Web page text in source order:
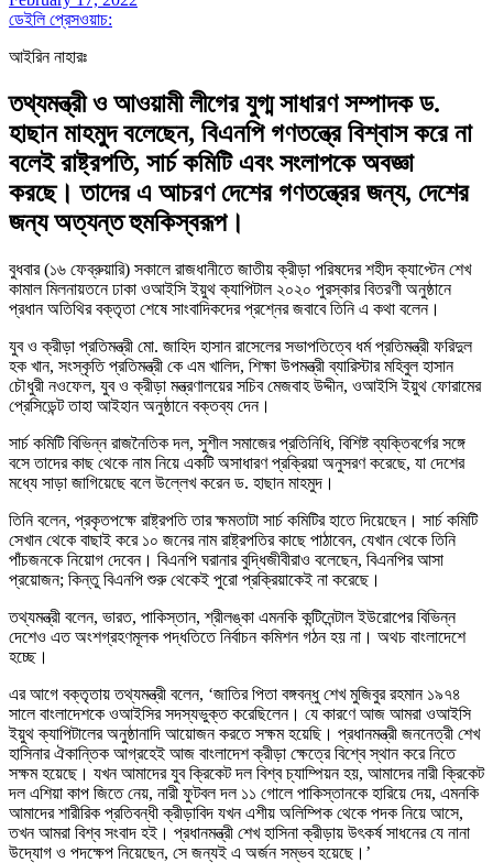
ডেইলি প্রেসওয়াচ:
আইরিন নাহারঃ
তথ্যমন্ত্রী ও আওয়ামী লীগের যুগ্ম সাধারণ সম্পাদক ড.
হাছান মাহমুদ বলেছেন, বিএনপি গণতন্ত্রে বিশ্বাস করে না
বলেই রাষ্ট্রপতি, সার্চ কমিটি এবং সংলাপকে অবজ্ঞা
করছে। তাদের এ আচরণ দেশের গণতন্ত্রের জন্য, দেশের
জন্য অত্যন্ত হুমকিস্বরূপ।
বুধবার (১৬ ফেব্রুয়ারি) সকালে রাজধানীতে জাতীয় ক্রীড়া পরিষদের শহীদ ক্যাপ্টেন শেখ
কামাল মিলনায়তনে ঢাকা ওআইসি ইয়ুথ ক্যাপিটাল ২০২০ পুরস্কার বিতরণী অনুষ্ঠানে
প্রধান অতিথির বক্তৃতা শেষে সাংবাদিকদের প্রশ্নের জবাবে তিনি এ কথা বলেন।
যুব ও ক্রীড়া প্রতিমন্ত্রী মো. জাহিদ হাসান রাসেলের সভাপতিত্বে ধর্ম প্রতিমন্ত্রী ফরিদুল
হক খান, সংস্কৃতি প্রতিমন্ত্রী কে এম খালিদ, শিক্ষা উপমন্ত্রী ব্যারিস্টার মহিবুল হাসান
চৌধুরী নওফেল, যুব ও ক্রীড়া মন্ত্রণালয়ের সচিব মেজবাহ উদ্দীন, ওআইসি ইয়ুথ ফোরামের
প্রেসিডেন্ট তাহা আইহান অনুষ্ঠানে বক্তব্য দেন।
সার্চ কমিটি বিভিন্ন রাজনৈতিক দল, সুশীল সমাজের প্রতিনিধি, বিশিষ্ট ব্যক্তিবর্গের সঙ্গে
বসে তাদের কাছ থেকে নাম নিয়ে একটি অসাধারণ প্রক্রিয়া অনুসরণ করেছে, যা দেশের
মধ্যে সাড়া জাগিয়েছে বলে উল্লেখ করেন ড. হাছান মাহমুদ।
তিনি বলেন, প্রকৃতপক্ষে রাষ্ট্রপতি তার ক্ষমতাটা সার্চ কমিটির হাতে দিয়েছেন। সার্চ কমিটি
সেখান থেকে বাছাই করে ১০ জনের নাম রাষ্ট্রপতির কাছে পাঠাবেন, যেখান থেকে তিনি
পাঁচজনকে নিয়োগ দেবেন। বিএনপি ঘরানার বুদ্ধিজীবীরাও বলেছেন, বিএনপির আসা
প্রয়োজন; কিন্তু বিএনপি শুরু থেকেই পুরো প্রক্রিয়াকেই না করেছে।
তথ্যমন্ত্রী বলেন, ভারত, পাকিস্তান, শ্রীলঙ্কা এমনকি কন্টিনেন্টাল ইউরোপের বিভিন্ন
দেশেও এত অংশগ্রহণমূলক পদ্ধতিতে নির্বাচন কমিশন গঠন হয় না। অথচ বাংলাদেশে
হচ্ছে।
এর আগে বক্তৃতায় তথ্যমন্ত্রী বলেন, ‘জাতির পিতা বঙ্গবন্ধু শেখ মুজিবুর রহমান ১৯৭৪
সালে বাংলাদেশকে ওআইসির সদস্যভুক্ত করেছিলেন। যে কারণে আজ আমরা ওআইসি
ইয়ুথ ক্যাপিটালের অনুষ্ঠানাদি আয়োজন করতে সক্ষম হয়েছি। প্রধানমন্ত্রী জননেত্রী শেখ
হাসিনার ঐকান্তিক আগ্রহেই আজ বাংলাদেশ ক্রীড়া ক্ষেত্রে বিশ্বে স্থান করে নিতে
সক্ষম হয়েছে। যখন আমাদের যুব ক্রিকেট দল বিশ্ব চ্যাম্পিয়ন হয়, আমাদের নারী ক্রিকেট
দল এশিয়া কাপ জিতে নেয়, নারী ফুটবল দল ১১ গোলে পাকিস্তানকে হারিয়ে দেয়, এমনকি
আমাদের শারীরিক প্রতিবন্ধী ক্রীড়াবিদ যখন এশীয় অলিম্পিক থেকে পদক নিয়ে আসে,
তখন আমরা বিশ্ব সংবাদ হই। প্রধানমন্ত্রী শেখ হাসিনা ক্রীড়ায় উৎকর্ষ সাধনের যে নানা
উদ্যোগ ও পদক্ষেপ নিয়েছেন, সে জন্যই এ অর্জন সম্ভব হয়েছে।’